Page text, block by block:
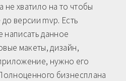
хватило на то чтобы
версии mvp. Есть
написать данное
макеты, дизайн,
нужно его
бизнесплана